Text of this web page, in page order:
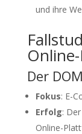
und ihre
Der
Fokus: E-
Erfolg:
Online-